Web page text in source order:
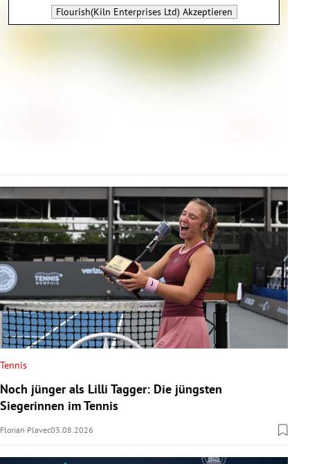
Flourish(Kiln Enterprises Ltd) Akzeptieren
Tennis
Noch jünger als Lilli Tagger: Die jüngsten
Siegerinnen im Tennis
Florian Plavec03.08.2026